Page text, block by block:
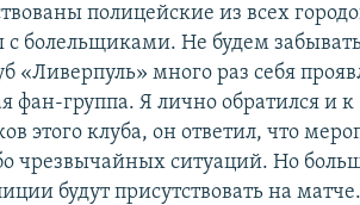
полицейские из всех
болельщиками. Не будем
«Ливерпуль» много раз себя
фан-группа. Я лично обратился и к
этого клуба, он ответил, что
чрезвычайных ситуаций. Но
будут присутствовать на